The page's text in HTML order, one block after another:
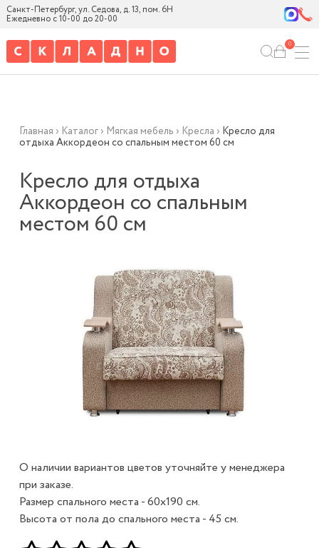
Санкт-Петербург, ул. Седова, д. 13, пом. 6Н
Ежедневно с 10-00 до 20-00
0
Главная › Каталог› Мягкая мебель › Кресла › Кресло для
отдыха Аккордеон со спальным местом 60 см
Кресло для отдыха
Аккордеон со спальным
местом 60 см
О наличии вариантов цветов уточняйте у менеджера
при заказе.
Размер спального места - 60х190 см.
Высота от пола до спального места - 45 см.